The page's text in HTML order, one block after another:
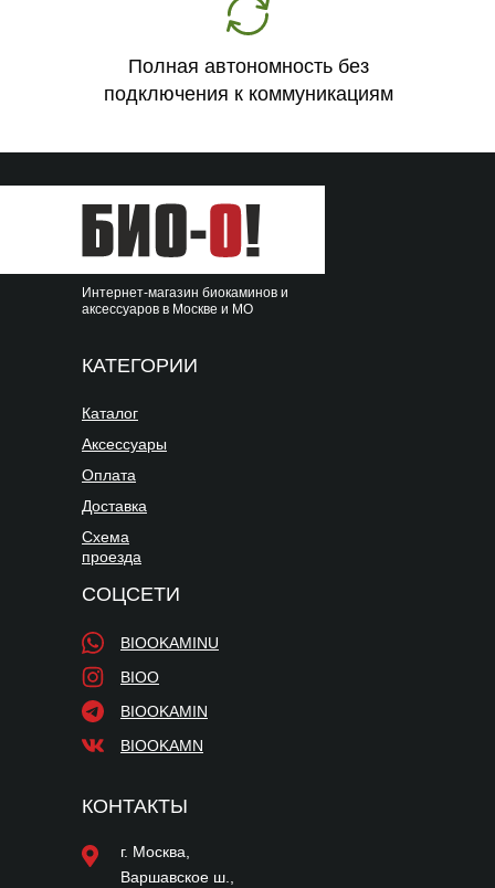
Полная автономность без
подключения к коммуникациям
КОНТАКТЫ
г. Москва,
Варшавское ш.,
КАТЕГОРИИ
Аксессуары
Каталог
Оплата
Доставка
Схема
проезда
СОЦСЕТИ
BIOO
BIOOKAMINU
Интернет-магазин биокаминов и
аксессуаров в Москве и МО
BIOOKAMIN
BIOOKAMN